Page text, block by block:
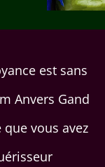
est sans
Anvers Gand
vous avez